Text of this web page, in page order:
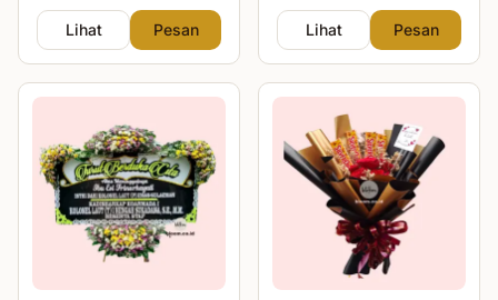
Lihat Pesan Lihat Pesan